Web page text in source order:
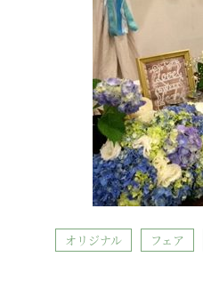
オリジナル フェア